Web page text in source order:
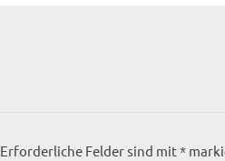
Erforderliche Felder sind mit*